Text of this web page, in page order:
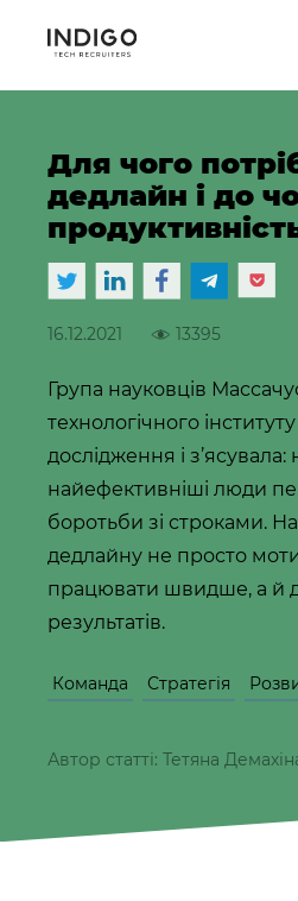
Для чого
дедлайн і до
16.12.2021 13395
Група науковців
технологічного
дослідження і з’ясувала:
найефективніші люди
боротьби зі строками.
дедлайну не просто
працювати швидше, а й
результатів.
Команда Стратегія
Автор статті: Тетяна